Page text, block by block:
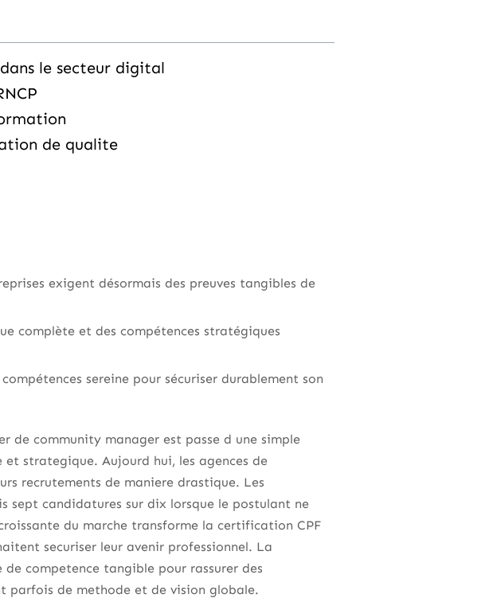
le secteur digital
de qualite
exigent désormais des preuves tangibles de
complète et des compétences stratégiques
sereine pour sécuriser durablement son
de community manager est passe d une simple
strategique. Aujourd hui, les agences de
recrutements de maniere drastique. Les
sept candidatures sur dix lorsque le postulant ne
du marche transforme la certification CPF
securiser leur avenir professionnel. La
competence tangible pour rassurer des
parfois de methode et de vision globale.